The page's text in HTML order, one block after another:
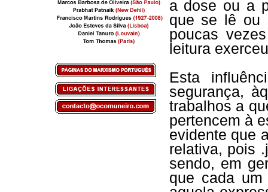
a dose ou a
que se lê ou
poucas
leitura
Esta
segurança,
trabalhos a
pertencem à
evidente que
relativa, pois
sendo, em
que cada um